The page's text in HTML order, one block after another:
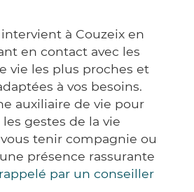
à Couzeix en
en contact avec les
vie les plus proches et
à vos besoins.
auxiliaire de vie pour
les gestes de la vie
tenir compagnie ou
présence rassurante
par un conseiller